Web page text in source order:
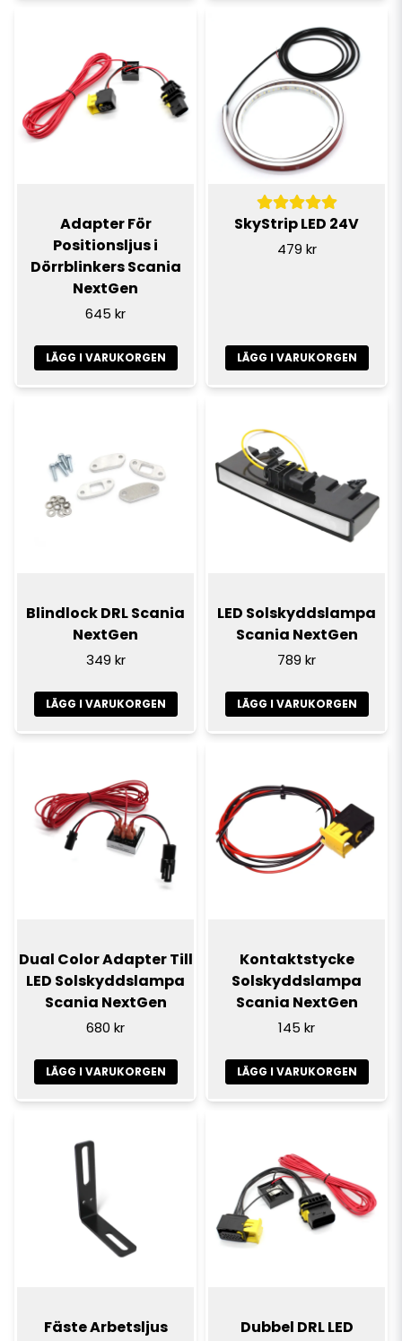
Adapter För
Positionsljus i
Dörrblinkers Scania
NextGen
645 kr
LÄGG I VARUKORGEN
SkyStrip LED 24V
479 kr
LÄGG I VARUKORGEN
Blindlock DRL Scania
NextGen
349 kr
LÄGG I VARUKORGEN
LED Solskyddslampa
Scania NextGen
789 kr
LÄGG I VARUKORGEN
Dual Color Adapter Till
LED Solskyddslampa
Scania NextGen
680 kr
LÄGG I VARUKORGEN
Kontaktstycke
Solskyddslampa
Scania NextGen
145 kr
LÄGG I VARUKORGEN
Fäste Arbetsljus
Dubbel DRL LED